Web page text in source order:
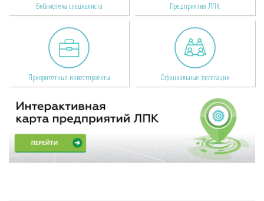
Библиотека специалиста Предприятия ЛПК
Приоритетные инвестпроекты Официальные делегации